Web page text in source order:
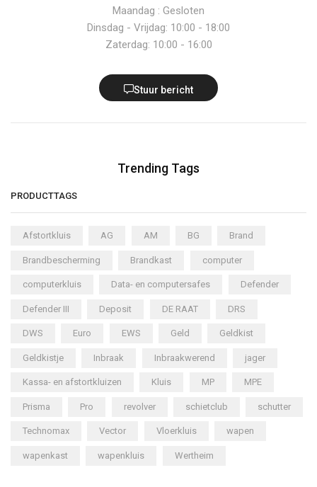
Maandag : Gesloten
Dinsdag - Vrijdag: 10:00 - 18:00
Zaterdag: 10:00 - 16:00
Stuur bericht
Trending Tags
PRODUCTTAGS
Afstortkluis AG AM BG Brand
Brandbescherming Brandkast computer
computerkluis Data- en computersafes Defender
Defender III Deposit DE RAAT DRS
DWS Euro EWS Geld Geldkist
Geldkistje Inbraak Inbraakwerend jager
Kassa- en afstortkluizen Kluis MP MPE
Prisma Pro revolver schietclub schutter
Technomax Vector Vloerkluis wapen
wapenkast wapenkluis Wertheim